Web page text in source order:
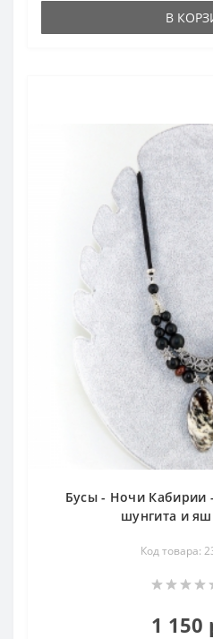
В
Бусы - Ночи Кабирии
шунгита и
Код товара:
1 150